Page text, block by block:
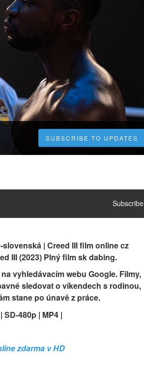
SUBSCRIBE TO UPDATES
Subscribe
| Creed III film online cz
III (2023) Plný film sk dabing.
vyhledávacím webu Google. Filmy,
sledovat o víkendech s rodinou,
stane po únavě z práce.
SD-480p | MP4 |
zdarma v HD